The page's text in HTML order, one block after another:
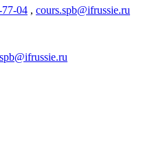
04 , cours.spb@ifrussie.ru